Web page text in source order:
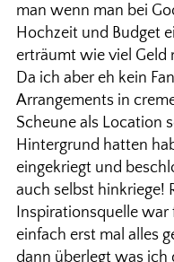
man wenn man bei
Hochzeit und Budget
erträumt wie viel Geld
Da ich aber eh kein
Arrangements in
Scheune als Location
Hintergrund hatten
eingekriegt und
auch selbst hinkriege!
Inspirationsquelle war
einfach erst mal alles
dann überlegt was ich